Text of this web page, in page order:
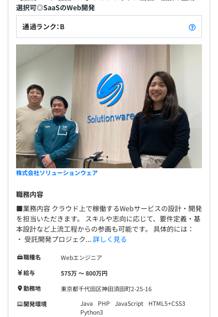
プロジェクト管理：Backlog
チャット：Slack
◆エンジニア同士で行う評価制度◆
・エンジニア同士で評価し合う制度を用いています。
⇒上長が評価するのではなく、自身で一緒に仕事をしてい
る人の中から指名して、お互いに評価し合います。
・結果だけでなくプロセスも重視しています。
⇒重視すべきバリューにのっとった行動がどのくらいとれ
たか、どのようにしてどのくらいチームに好影響を与えた
か、会社に貢献できたかを参考に評価をおこなっていま
また、評価制度については前もって社内で説明会を開くな
ど、各自納得できる状態で実施しています。
・四半期ごとに「目標確認」という、自身で伸ばしたいス
キルや取り組みたい事柄をマネージャーと確認し合う場を
設けています。
⇒直近の定例ミーティングにおいても、各々が申請時に自
信を過小評価せず、適切に評価するための改善策などの話
代表自身から、全体に周知がありました。
選択可◎SaaSのWeb開発
通過ランク：B
株式会社ソリューションウェア
職務内容
■業務内容 クラウド上で稼働するWebサービスの設計・開発
を担当いただきます。 スキルや志向に応じて、要件定義・基
本設計など上流工程からの参画も可能です。 具体的には：
・ 受託開発プロジェク... 詳しく見る
職種名
Webエンジニア
給与
575万 〜 800万円
勤務地
東京都千代田区神田須田町2-25-16
開発環境
Java PHP JavaScript
HTML5+CSS3
Python3